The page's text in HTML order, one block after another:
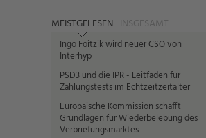
MEISTGELESEN INSGESAMT
Ingo Foitzik wird neuer CSO von
Interhyp
PSD3 und die IPR - Leitfaden für
Zahlungstests im Echtzeitzeitalter
Europäische Kommission schafft
Grundlagen für Wiederbelebung des
Verbriefungsmarktes